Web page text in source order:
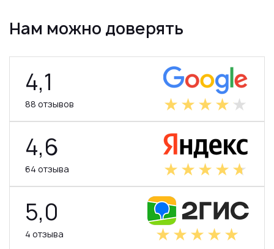
Нам можно доверять
4,1
88 отзывов
4,6
64 отзыва
5,0
4 отзыва